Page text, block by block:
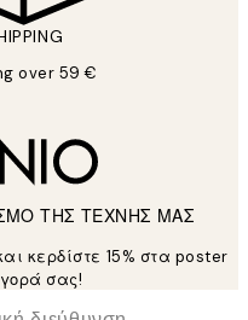
over 59 €
ΤΗΣ ΤΕΧΝΗΣ ΜΑΣ
κερδίστε 15% στα poster
σας!